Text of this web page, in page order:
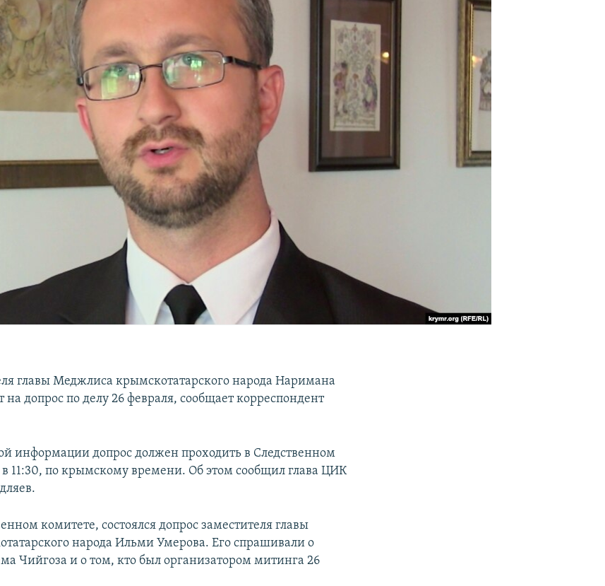
главы Меджлиса крымскотатарского народа Наримана
допрос по делу 26 февраля, сообщает корреспондент
информации допрос должен проходить в Следственном
в 11:30, по крымскому времени. Об этом сообщил глава ЦИК
комитете, состоялся допрос заместителя главы
народа Ильми Умерова. Его спрашивали о
Чийгоза и о том, кто был организатором митинга 26